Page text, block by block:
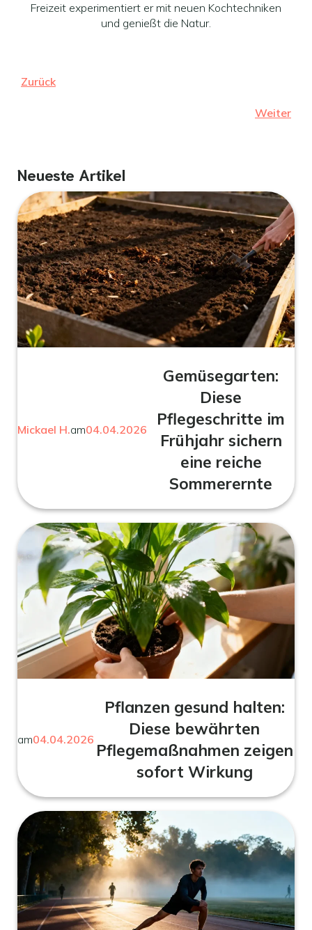
Freizeit experimentiert er mit neuen Kochtechniken
und genießt die Natur.
Zurück
Weiter
Neueste Artikel
Mickael H.am04.04.2026
Gemüsegarten:
Diese
Pflegeschritte im
Frühjahr sichern
eine reiche
Sommerernte
am04.04.2026
Pflanzen gesund halten:
Diese bewährten
Pflegemaßnahmen zeigen
sofort Wirkung